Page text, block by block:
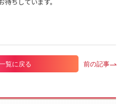
覧に戻る 前の記事